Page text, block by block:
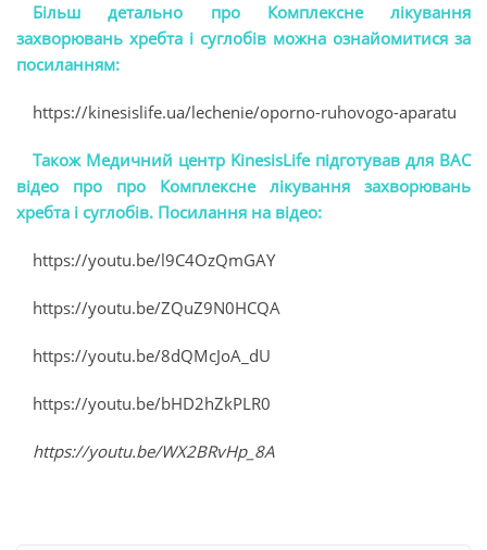
Більш детально про Комплексне лікування
захворювань хребта і суглобів можна ознайомитися за
посиланням:
https://kinesislife.ua/lechenie/oporno-ruhovogo-aparatu
Також Медичний центр KinesisLife підготував для ВАС
відео про про Комплексне лікування захворювань
хребта і суглобів. Посилання на відео:
https://youtu.be/l9C4OzQmGAY
https://youtu.be/ZQuZ9N0HCQA
https://youtu.be/8dQMcJoA_dU
https://youtu.be/bHD2hZkPLR0
https://youtu.be/WX2BRvHp_8A